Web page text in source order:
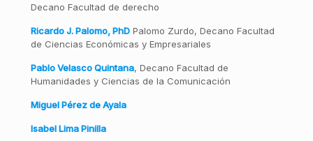
Decano Facultad de derecho
Ricardo J. Palomo, PhDPalomo Zurdo, Decano Facultad
de Ciencias Económicas y Empresariales
Pablo Velasco Quintana, Decano Facultad de
Humanidades y Ciencias de la Comunicación
Miguel Pérez de Ayala
Isabel Lima Pinilla